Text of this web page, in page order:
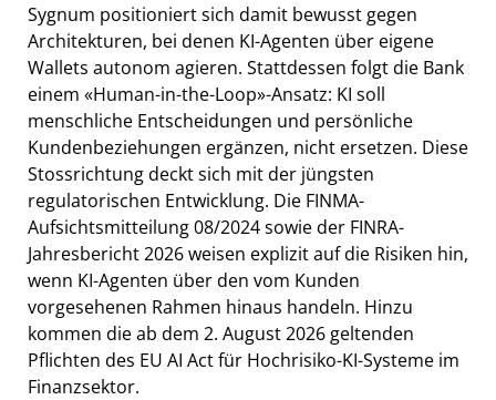
Sygnum positioniert sich damit bewusst gegen
Architekturen, bei denen KI-Agenten über eigene
Wallets autonom agieren. Stattdessen folgt die Bank
einem «Human-in-the-Loop»-Ansatz: KI soll
menschliche Entscheidungen und persönliche
Kundenbeziehungen ergänzen, nicht ersetzen. Diese
Stossrichtung deckt sich mit der jüngsten
regulatorischen Entwicklung. Die FINMA-
Aufsichtsmitteilung 08/2024 sowie der FINRA-
Jahresbericht 2026 weisen explizit auf die Risiken hin,
wenn KI-Agenten über den vom Kunden
vorgesehenen Rahmen hinaus handeln. Hinzu
kommen die ab dem 2. August 2026 geltenden
Pflichten des EU AI Act für Hochrisiko-KI-Systeme im
Finanzsektor.